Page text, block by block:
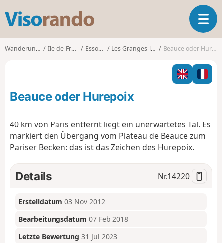
s
o
o
T
o
g
l
n
g
a
o
n
Wanderungen Ile-de-France Essonne Les Granges-le-Roi Beauce oder Hurepoix
Beauce oder Hurepoix
40 km von Paris entfernt liegt ein unerwartetes Tal. Es
markiert den Übergang vom Plateau de Beauce zum
Pariser Becken: das ist das Zeichen des Hurepoix.
Details Nr.14220
Erstelldatum 03 Nov 2012
Bearbeitungsdatum 07 Feb 2018
Letzte Bewertung 31 Jul 2023